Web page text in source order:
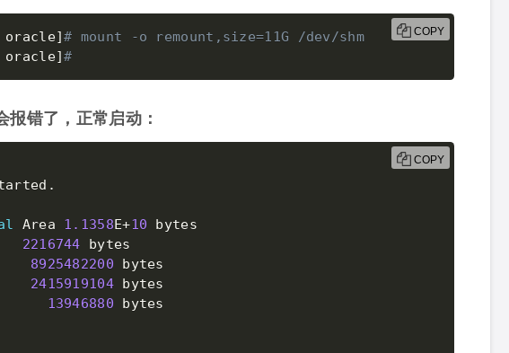
oracle]# mount -o remount,size=11G /dev/shm
oracle]#
COPY
错了，正常启动：
.
Area 1.1358 E+10
2216744 bytes
8925482200
2415919104 bytes
13946880
COPY